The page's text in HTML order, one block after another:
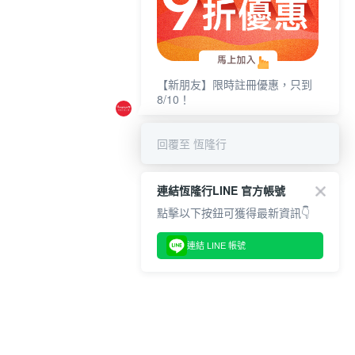
【新朋友】限時註冊優惠，只到
8/10！
回覆至 恆隆行
連結恆隆行LINE 官方帳號
點擊以下按鈕可獲得最新資訊👇
連結 LINE 帳號